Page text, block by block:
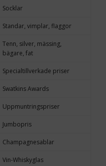
Socklar
Standar, vimplar, flaggor
Tenn, silver, mässing,
bägare, fat
Specialtillverkade priser
Swatkins Awards
Uppmuntringspriser
Jumbopris
Champagnesablar
Vin-Whiskyglas